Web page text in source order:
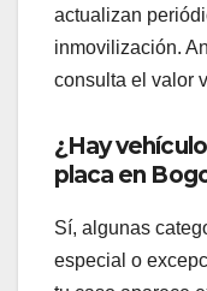
actualizan
inmovilización.
consulta el valor
¿Hay
placa en
Sí, algunas
especial o